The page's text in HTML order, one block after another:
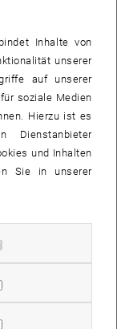
(
und
Inhalte von
unserer
auf unserer
soziale Medien
Hierzu ist es
Dienstanbieter
und Inhalten
Sie in unserer
zulassen
zulassen
zulassen